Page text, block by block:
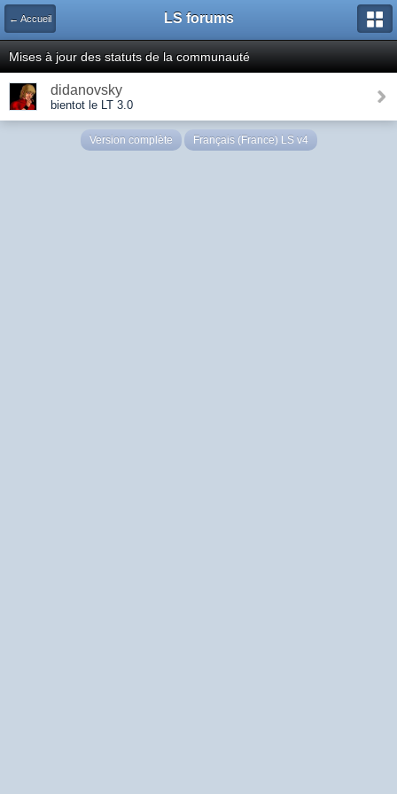
← Accueil LS forums
Mises à jour des statuts de la communauté
didanovsky
bientot le LT 3.0
Version complète Français (France) LS v4